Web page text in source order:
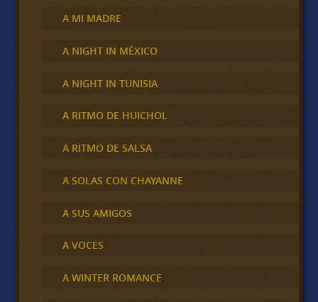
A MI MADRE
A NIGHT IN MÉXICO
A NIGHT IN TUNISIA
A RITMO DE HUICHOL
A RITMO DE SALSA
A SOLAS CON CHAYANNE
A SUS AMIGOS
A VOCES
A WINTER ROMANCE